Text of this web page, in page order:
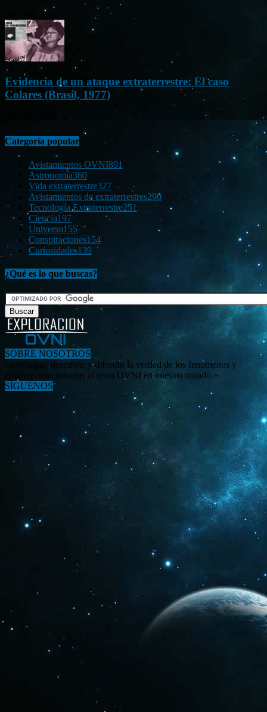
Nov 26, 2012
Evidencia de un ataque extraterrestre: El caso
Colares (Brasil, 1977)
Categoría popular
Avistamientos OVNI891
Astronomía360
Vida extraterrestre327
Avistamientos de extraterrestres290
Tecnología Extraterrestre251
Ciencia197
Universo155
Conspiraciones154
Curiosidades139
¿Qué es lo que buscas?
SOBRE NOSOTROS
«Investigar, descubrir y difundir la verdad de los fenómenos y
enigmas relacionados al tema OVNI en nuestro mundo.»
SÍGUENOS